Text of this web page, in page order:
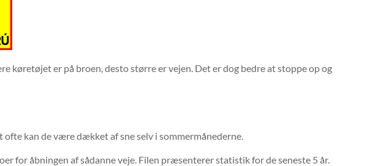
køretøjet er på broen, desto større er vejen. Det er dog bedre at stoppe op og
kan de være dækket af sne selv i sommermånederne.
for åbningen af ​​sådanne veje. Filen præsenterer statistik for de seneste 5 år.